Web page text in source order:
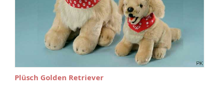
Plüsch Golden Retriever